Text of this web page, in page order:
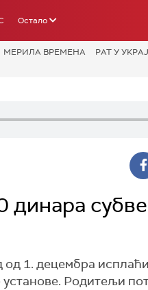
Остало
МЕРИЛА ВРЕМЕНА РАТ У
1. децембра
Родитељи